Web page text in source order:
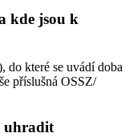
kde jsou k
do které se uvádí doba
příslušná OSSZ/
uhradit